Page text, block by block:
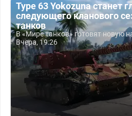
Type 63 Yokozuna станет
следующего кланового
танков
В «Мире танков» готовят новую
Вчера, 19:26